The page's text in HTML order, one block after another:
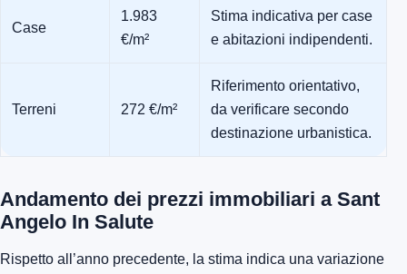
Case
1.983
€/m²
Stima indicativa per case
e abitazioni indipendenti.
Terreni 272 €/m²
Riferimento orientativo,
da verificare secondo
destinazione urbanistica.
Andamento dei prezzi immobiliari a Sant
Angelo In Salute
Rispetto all’anno precedente, la stima indica una variazione